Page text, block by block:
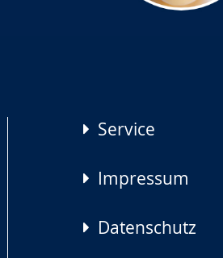
Service
Impressum
Datenschutz